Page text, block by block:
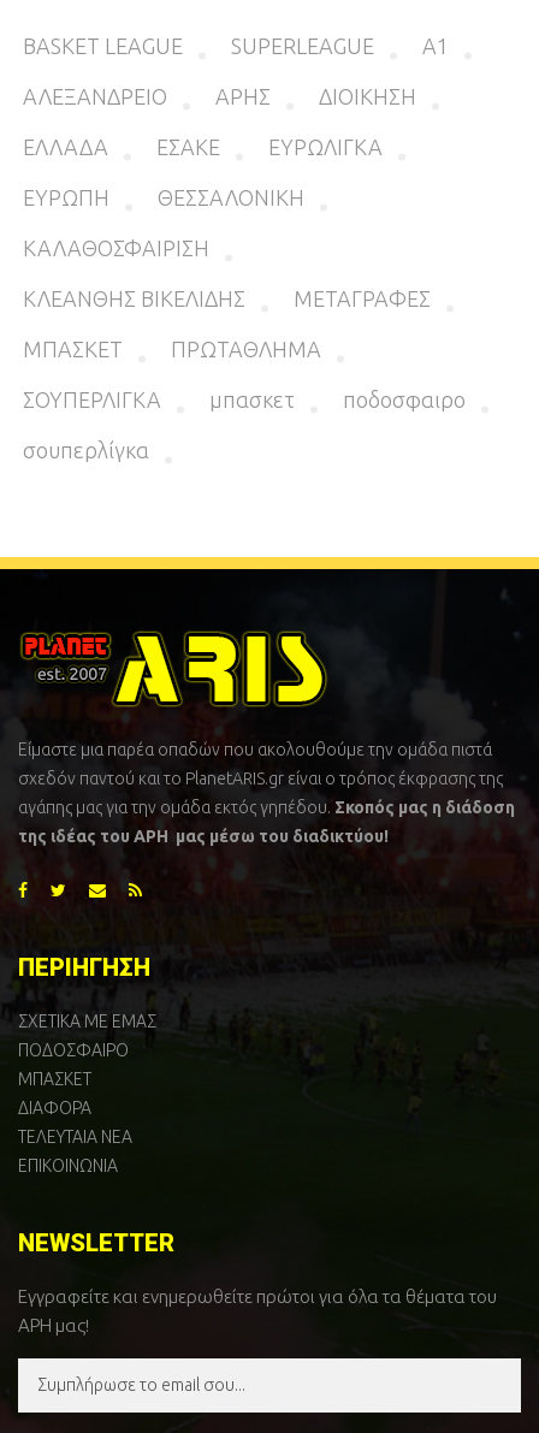
BASKET LEAGUE SUPERLEAGUE Α1
ΑΛΕΞΑΝΔΡΕΙΟ ΑΡΗΣ ΔΙΟΙΚΗΣΗ
ΕΛΛΑΔΑ ΕΣΑΚΕ ΕΥΡΩΛΙΓΚΑ
ΕΥΡΩΠΗ ΘΕΣΣΑΛΟΝΙΚΗ
ΚΑΛΑΘΟΣΦΑΙΡΙΣΗ
ΚΛΕΑΝΘΗΣ ΒΙΚΕΛΙΔΗΣ ΜΕΤΑΓΡΑΦΕΣ
ΜΠΑΣΚΕΤ ΠΡΩΤΑΘΛΗΜΑ
ΣΟΥΠΕΡΛΙΓΚΑ μπασκετ ποδοσφαιρο
σουπερλίγκα
Είμαστε μια παρέα οπαδών που ακολουθούμε την ομάδα πιστά
σχεδόν παντού και το PlanetARIS.gr είναι ο τρόπος έκφρασης της
αγάπης μας για την ομάδα εκτός γηπέδου. Σκοπός μας η διάδοση
της ιδέας του ΑΡΗ μας μέσω του διαδικτύου!
ΠΕΡΙΗΓΗΣΗ
ΣΧΕΤΙΚΑ ΜΕ ΕΜΑΣ
ΠΟΔΟΣΦΑΙΡΟ
ΜΠΑΣΚΕΤ
ΔΙΑΦΟΡΑ
ΤΕΛΕΥΤΑΙΑ ΝΕΑ
ΕΠΙΚΟΙΝΩΝΙΑ
NEWSLETTER
Εγγραφείτε και ενημερωθείτε πρώτοι για όλα τα θέματα του
ΑΡΗ μας!